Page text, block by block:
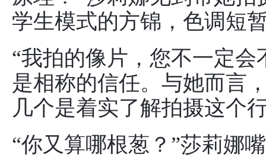
学生模式的方锦，色调短
“我拍的像片，您不一定
是相称的信任。与她而言
几个是着实了解拍摄这个
“你又算哪根葱？”莎莉娜